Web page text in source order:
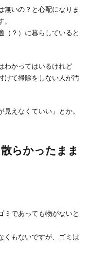
ではないでしょうか。 風水上...
作業手順・必要な道
ば、カビやダニが発生し...
説
ンを上げるには？掃除
ップ
うがいい！？掃除のモチベ...
リット。物理的・心理
は
ト。 綺麗な部屋で生活してい
無いの？と心配になりま
（？）に暮らしていると
わかってはいるけれど
けて掃除をしない人が汚
えなくていい」とか。
らかったまま
ミであっても物がないと
くもないですが、ゴミは